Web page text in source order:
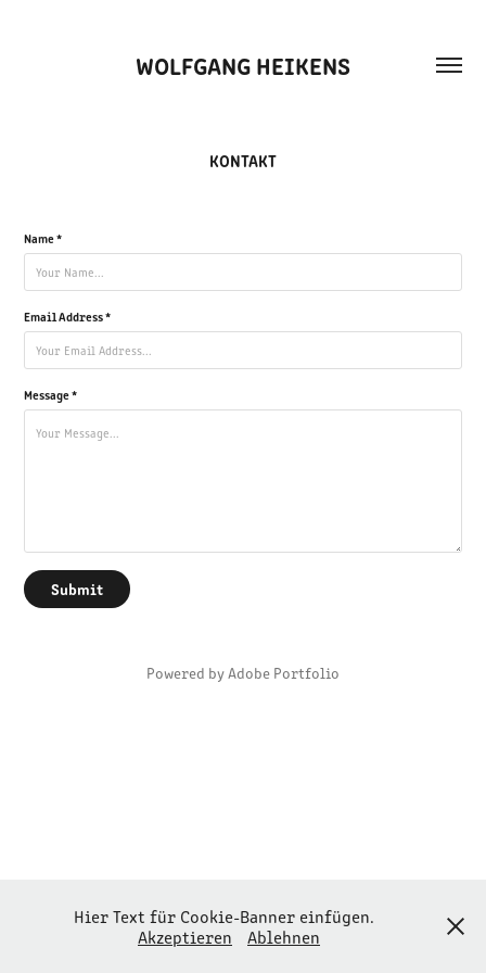
WOLFGANG HEIKENS
KONTAKT
Name *
Email Address *
Message *
Submit
Powered byAdobe Portfolio
Hier Text für Cookie-Banner einfügen.
Akzeptieren
Ablehnen